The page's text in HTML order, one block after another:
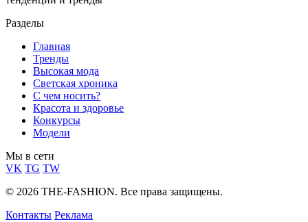
Разделы
Главная
Тренды
Высокая мода
Светская хроника
С чем носить?
Красота и здоровье
Конкурсы
Модели
Мы в сети
VK TG TW
© 2026 THE-FASHION. Все права защищены.
Контакты Реклама